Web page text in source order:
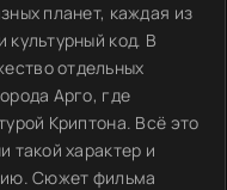
планет, каждая из
культурный код. В
отдельных
Арго, где
Криптона. Всё это
такой характер и
Сюжет фильма